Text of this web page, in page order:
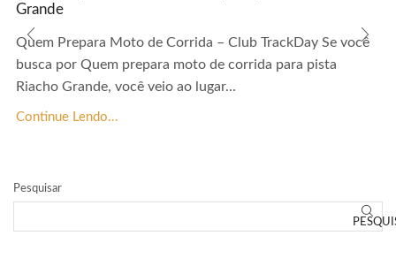
Grande
Quem Prepara Moto de Corrida – Club TrackDay Se você
busca por Quem prepara moto de corrida para pista
Riacho Grande, você veio ao lugar...
Continue Lendo...
Pesquisar